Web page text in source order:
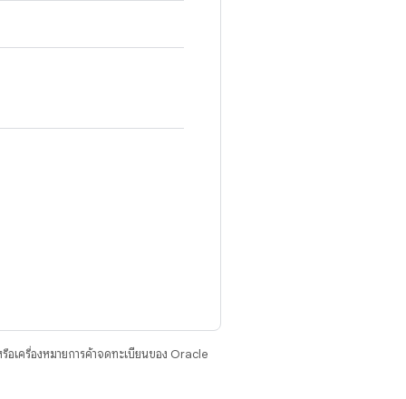
อเครื่องหมายการค้าจดทะเบียนของ Oracle